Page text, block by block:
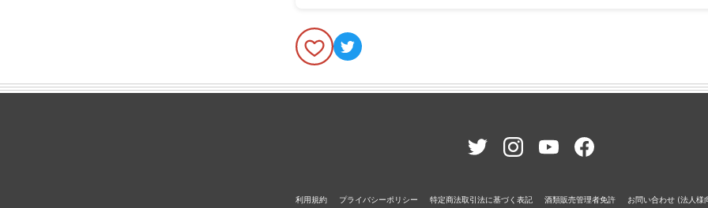
利用規約 プライバシーポリシー 特定商法取引法に基づく表記 酒類販売管理者免許 お問い合わせ (法人様